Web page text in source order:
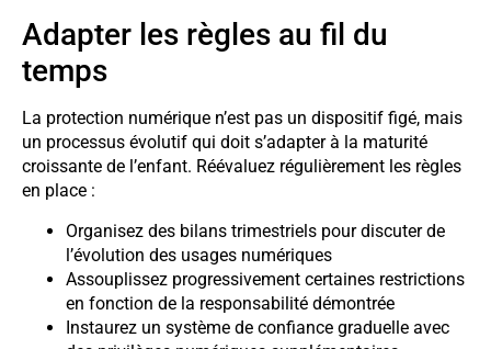
Adapter les règles au fil du
temps
La protection numérique n’est pas un dispositif figé, mais
un processus évolutif qui doit s’adapter à la maturité
croissante de l’enfant. Réévaluez régulièrement les règles
en place :
Organisez des bilans trimestriels pour discuter de
l’évolution des usages numériques
Assouplissez progressivement certaines restrictions
en fonction de la responsabilité démontrée
Instaurez un système de confiance graduelle avec